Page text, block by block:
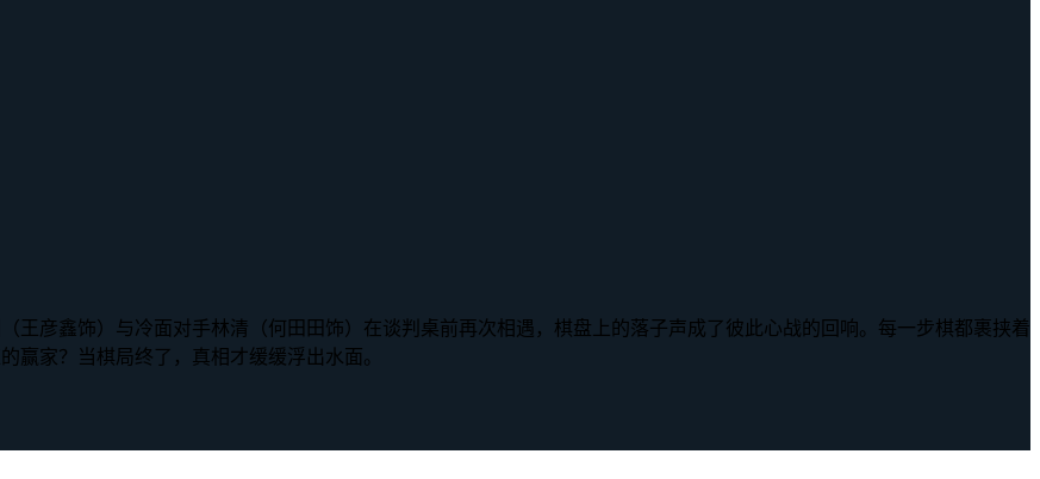
王彦鑫饰）与冷面对手林清（何田田饰）在谈判桌前再次相遇，棋盘上的落子声成了彼此心战的回响。每一步棋都裹挟着
赢家？当棋局终了，真相才缓缓浮出水面。